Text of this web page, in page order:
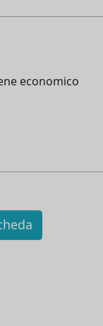
economico